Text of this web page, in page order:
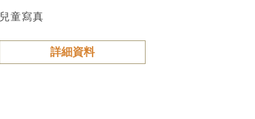
兒童寫真
詳細資料